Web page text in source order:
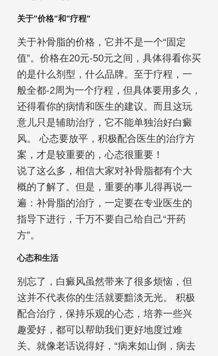
关于"价格"和"疗程"
关于补骨脂的价格，它并不是一个“固定
值”。价格在20元-50元之间，具体得看你买
的是什么剂型，什么品牌。至于疗程，一
般全都-2周为一个疗程，但具体要用多久，
还得看你的病情和医生的建议。而且这玩
意儿只是辅助治疗，它不能单独治好白癜
风。 心态要放平，积极配合医生的治疗方
案，才是较重要的，心态很重要！
说了这么多，相信大家对补骨脂都有个大
概的了解了。但是，重要的事儿得再说一
遍：补骨脂的治疗，一定要在专业医生的
指导下进行，千万不要自己给自己“开药
方”。
心态和生活
别忘了，白癜风虽然带来了很多烦恼，但
这并不代表你的生活就要黯淡无光。 积极
配合治疗，保持乐观的心态，培养一些兴
趣爱好，都可以帮助我们更好地度过难
关。就像老话说得好，“病来如山倒，病去